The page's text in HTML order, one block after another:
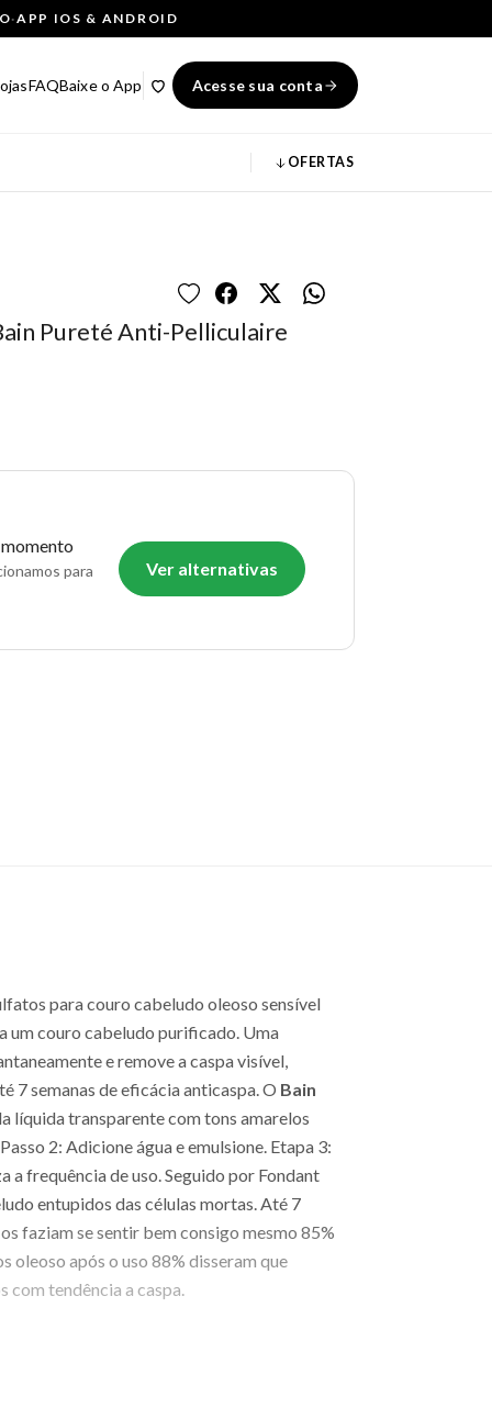
·APP IOS & ANDROID
FAQBaixe o App Acesse sua conta
OFERTAS
Pureté Anti-Pelliculaire
para
Ver alternativas
para couro cabeludo oleoso sensível
um couro cabeludo purificado. Uma
e remove a caspa visível,
7 semanas de eficácia anticaspa. O Bain
líquida transparente com tons amarelos
2: Adicione água e emulsione. Etapa 3:
a frequência de uso. Seguido por Fondant
entupidos das células mortas. Até 7
faziam se sentir bem consigo mesmo 85%
oleoso após o uso 88% disseram que
com tendência a caspa.